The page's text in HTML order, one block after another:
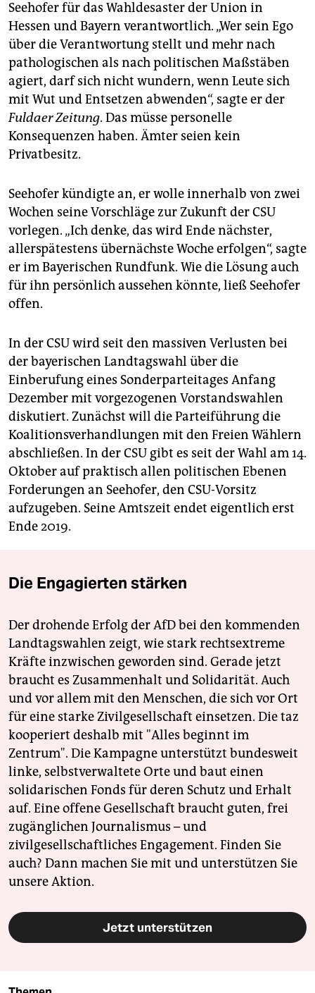
Seehofer für das Wahldesaster der Union in
Hessen und Bayern verantwortlich. „Wer sein Ego
über die Verantwortung stellt und mehr nach
pathologischen als nach politischen Maßstäben
agiert, darf sich nicht wundern, wenn Leute sich
mit Wut und Entsetzen abwenden“, sagte er der
Fuldaer Zeitung. Das müsse personelle
Konsequenzen haben. Ämter seien kein
Privatbesitz.
Seehofer kündigte an, er wolle innerhalb von zwei
Wochen seine Vorschläge zur Zukunft der CSU
vorlegen. „Ich denke, das wird Ende nächster,
allerspätestens übernächste Woche erfolgen“, sagte
er im Bayerischen Rundfunk. Wie die Lösung auch
für ihn persönlich aussehen könnte, ließ Seehofer
offen.
In der CSU wird seit den massiven Verlusten bei
der bayerischen Landtagswahl über die
Einberufung eines Sonderparteitages Anfang
Dezember mit vorgezogenen Vorstandswahlen
diskutiert. Zunächst will die Parteiführung die
Koalitionsverhandlungen mit den Freien Wählern
abschließen. In der CSU gibt es seit der Wahl am 14.
Oktober auf praktisch allen politischen Ebenen
Forderungen an Seehofer, den CSU-Vorsitz
aufzugeben. Seine Amtszeit endet eigentlich erst
Ende 2019.
Die Engagierten stärken
Der drohende Erfolg der AfD bei den kommenden
Landtagswahlen zeigt, wie stark rechtsextreme
Kräfte inzwischen geworden sind. Gerade jetzt
braucht es Zusammenhalt und Solidarität. Auch
und vor allem mit den Menschen, die sich vor Ort
für eine starke Zivilgesellschaft einsetzen. Die taz
kooperiert deshalb mit "Alles beginnt im
Zentrum". Die Kampagne unterstützt bundesweit
linke, selbstverwaltete Orte und baut einen
solidarischen Fonds für deren Schutz und Erhalt
auf. Eine offene Gesellschaft braucht guten, frei
zugänglichen Journalismus – und
zivilgesellschaftliches Engagement. Finden Sie
auch? Dann machen Sie mit und unterstützen Sie
unsere Aktion.
Jetzt unterstützen